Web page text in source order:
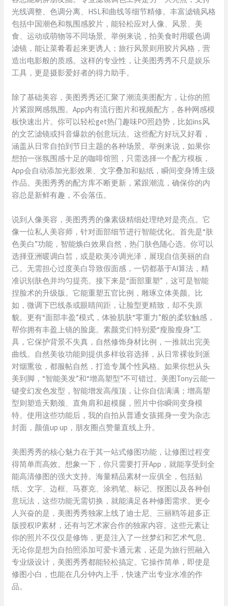
光线调整、色调分离、HSL和曲线等细节精修。丰富滤镜风格
包括中国潮色和氛围感胶片，能轻松应对人像、风景、美
食、运动或萌物等不同场景。举例来说，拍美食时用暖色调
滤镜，能让菜肴看起来更诱人；旅行风景则用胶片风格，营
造出电影般的质感。这样的专业性，让美图秀秀不只是娱乐
工具，更是摄影爱好者的得力助手。
除了基础美容，美图秀秀还汇聚了潮流美图配方，让你的照
片紧跟网感氛围。App内有流行图片和视频配方，各种网感模
板快速出片。你可以轻松get热门趣味PO照趋势，比如ins风
的文艺滤镜或抖音爆款的创意玩法。这些配方好玩又好看，
涵盖从日常自拍到节日主题的各种场景。举例来说，如果你
想拍一张氛围感十足的咖啡馆照，只需选择一个配方模板，
App会自动添加光影效果、文字叠加和贴纸，瞬间变身博主级
作品。美图秀秀的配方库不断更新，紧跟潮流，确保你的内
容总是新鲜有趣，不会落伍。
说到人像美容，美图秀秀的像素级精细处理绝对是亮点。它
像一位私人美容师，针对面部细节进行智能优化。首先是“肤
色美白”功能，智能焕白效果自然，热门肤色随心选。你可以
选择亚洲暖调白皙，或是欧美冷调光泽，展现自信美丽的自
己。无需担心过度美白导致假面感，一切都基于AI算法，精
准识别肤色并均匀提亮。接下来是“面部重塑”，这可是智能
捏脸术的升级版。它能重塑五官比例，雕琢立体美颜。比
如，微调下巴线条或眼睛间距，让脸型更精致，却不失原
貌。更有“面部丰盈”模式，体验肌肤“零重力”般的柔软触感，
帮你拥有丰盈上镜的脸庞。素颜党们特别爱“瘦脸瘦身”工
具，它保护背景不失真，自然修饰身材比例，一推就出完美
曲线。自然美妆功能则提供多样妆容选择，从日常裸妆到派
对烟熏妆，都服帖自然，打造专属个性风格。如果你想从头
美到脚，“智能美发”和“增高塑型”不可错过。美图Tony云能一
键变幻发色发型，智能增发高颅顶，让你自信满满；增高塑
型则塑造天鹅颈、直角肩和超模腿，照片中你瞬间变身模
特。使用这些功能后，我的自拍从普通女孩摇身一变为杂志
封面，颜值up up，朋友圈点赞量直线上升。
美图秀秀的核心魅力在于其一站式修图功能，让修图过程变
得简单而高效。想象一下，你只需要打开App，就能享受到全
能高清修图的强大支持。海量精品素材一应俱全，包括贴
纸、文字、边框、马赛克、涂鸦笔、标记、抠图以及各种创
意玩法，这些功能无需切换，就能满足各种修图需求。更令
人兴奋的是，美图秀秀独家上线了迪士尼、三丽鸥等超多正
版授权IP素材，还有与艺术家合作的独家内容。这些元素让
你的照片不仅仅是修饰，更是注入了一丝梦幻和艺术气息。
无论你是想为自拍照添加可爱卡通元素，还是为旅行照融入
专业级设计，美图秀秀都能轻松搞定。它操作简单，即使是
修图小白，也能在几分钟内上手，快速产出专业水准的作
品。